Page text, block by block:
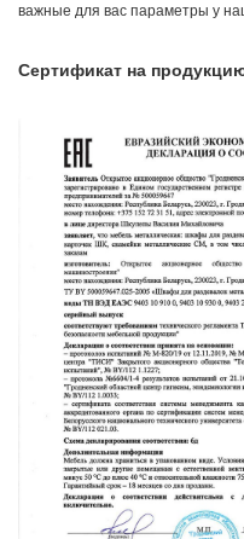
важные для вас параметры у
Сертификат на